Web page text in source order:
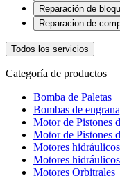
Reparación de
Reparacion de
Todos los servicios
Categoría de productos
Bomba de Paletas
Bombas de
Motor de Pistones
Motor de Pistones
Motores
Motores
Motores Orbitrales